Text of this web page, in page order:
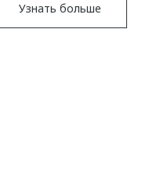
Узнать больше